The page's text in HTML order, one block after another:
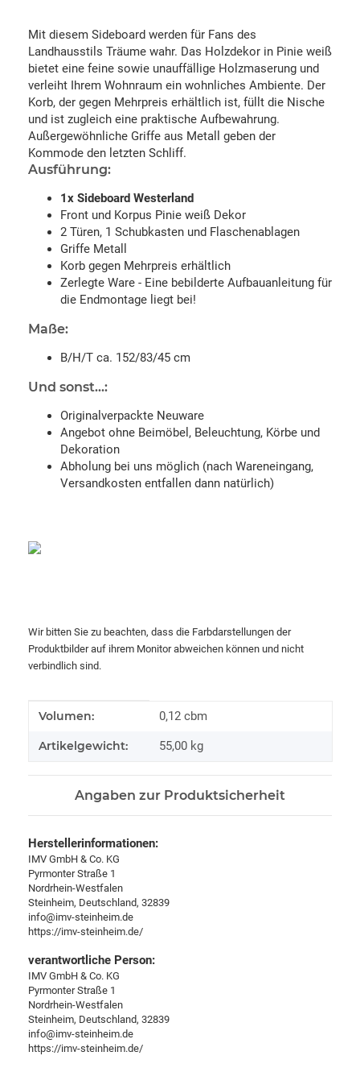
Mit diesem Sideboard werden für Fans des
Landhausstils Träume wahr. Das Holzdekor in Pinie weiß
bietet eine feine sowie unauffällige Holzmaserung und
verleiht Ihrem Wohnraum ein wohnliches Ambiente. Der
Korb, der gegen Mehrpreis erhältlich ist, füllt die Nische
und ist zugleich eine praktische Aufbewahrung.
Außergewöhnliche Griffe aus Metall geben der
Kommode den letzten Schliff.
Ausführung:
1x Sideboard Westerland
Front und Korpus Pinie weiß Dekor
2 Türen, 1 Schubkasten und Flaschenablagen
Griffe Metall
Korb gegen Mehrpreis erhältlich
Zerlegte Ware - Eine bebilderte Aufbauanleitung für
die Endmontage liegt bei!
Maße:
B/H/T ca. 152/83/45 cm
Und sonst...:
Originalverpackte Neuware
Angebot ohne Beimöbel, Beleuchtung, Körbe und
Dekoration
Abholung bei uns möglich (nach Wareneingang,
Versandkosten entfallen dann natürlich)
Wir bitten Sie zu beachten, dass die Farbdarstellungen der
Produktbilder auf ihrem Monitor abweichen können und nicht
verbindlich sind.
Produkteigenschaft
Wert
Volumen: 0,12 cbm
Artikelgewicht: 55,00 kg
Angaben zur Produktsicherheit
Herstellerinformationen:
IMV GmbH & Co. KG
Pyrmonter Straße 1
Nordrhein-Westfalen
Steinheim, Deutschland, 32839
info@imv-steinheim.de
https://imv-steinheim.de/
verantwortliche Person:
IMV GmbH & Co. KG
Pyrmonter Straße 1
Nordrhein-Westfalen
Steinheim, Deutschland, 32839
info@imv-steinheim.de
https://imv-steinheim.de/